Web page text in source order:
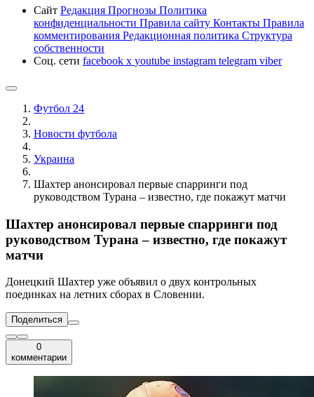
Сайт Редакция Прогнозы Политика
конфиденциальности Правила сайту Контакты Правила
комментирования Редакционная политика Структура
собственности
Соц. сети facebook x youtube instagram telegram viber
Футбол 24
Новости футбола
Украина
Шахтер анонсировал первые спарринги под
руководством Турана – известно, где покажут матчи
Шахтер анонсировал первые спарринги под
руководством Турана – известно, где покажут
матчи
Донецкий Шахтер уже объявил о двух контрольных
поединках на летних сборах в Словении.
Поделиться
0
комментарии